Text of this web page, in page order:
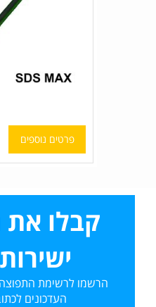
פרטים נוספים
קבלו
הרשמו לרשימת
העדכונים